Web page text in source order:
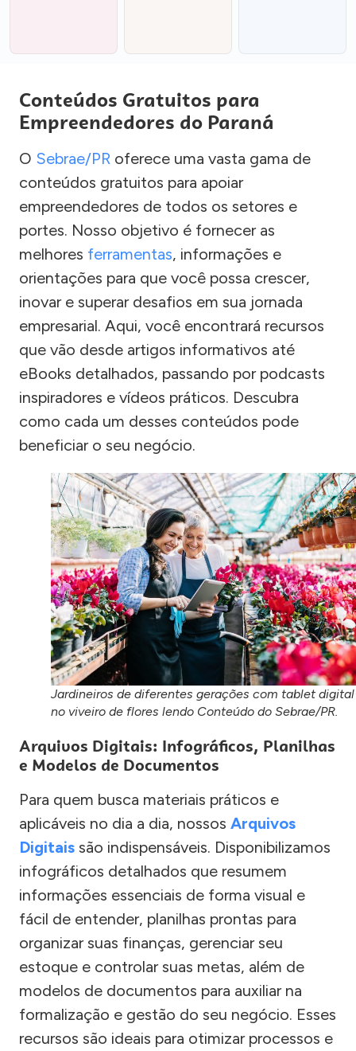
Conteúdos Gratuitos para
Empreendedores do Paraná
O Sebrae/PR oferece uma vasta gama de
conteúdos gratuitos para apoiar
empreendedores de todos os setores e
portes. Nosso objetivo é fornecer as
melhores ferramentas, informações e
orientações para que você possa crescer,
inovar e superar desafios em sua jornada
empresarial. Aqui, você encontrará recursos
que vão desde artigos informativos até
eBooks detalhados, passando por podcasts
inspiradores e vídeos práticos. Descubra
como cada um desses conteúdos pode
beneficiar o seu negócio.
Jardineiros de diferentes gerações com tablet digital
no viveiro de flores lendo Conteúdo do Sebrae/PR.
Arquivos Digitais: Infográficos, Planilhas
e Modelos de Documentos
Para quem busca materiais práticos e
aplicáveis no dia a dia, nossos Arquivos
Digitais são indispensáveis. Disponibilizamos
infográficos detalhados que resumem
informações essenciais de forma visual e
fácil de entender, planilhas prontas para
organizar suas finanças, gerenciar seu
estoque e controlar suas metas, além de
modelos de documentos para auxiliar na
formalização e gestão do seu negócio. Esses
recursos são ideais para otimizar processos e